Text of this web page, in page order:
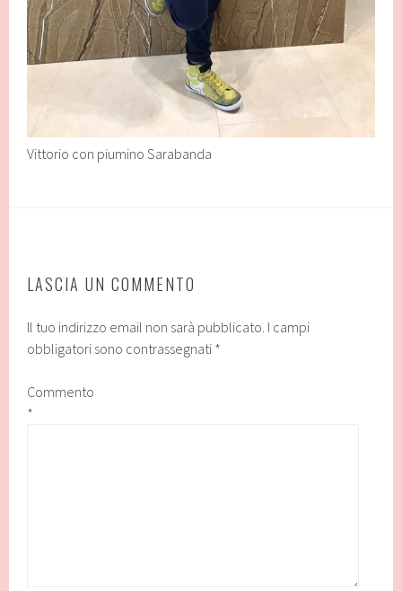
Vittorio con piumino Sarabanda
LASCIA UN COMMENTO
Il tuo indirizzo email non sarà pubblicato. I campi
obbligatori sono contrassegnati *
Commento
*